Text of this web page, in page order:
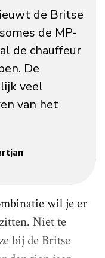
de Britse
de MP-
de chauffeur
De
veel
van het
wil je er
Niet te
bij de Britse